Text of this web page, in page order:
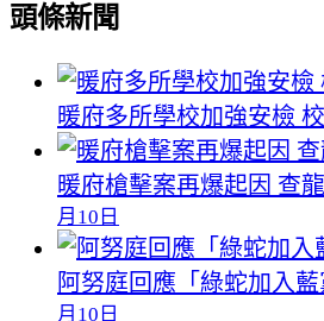
頭條新聞
暖府多所學校加強安檢
暖府槍擊案再爆起因 查
月10日
阿努庭回應「綠蛇加入
月10日